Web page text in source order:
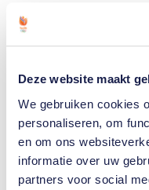
Deze website maakt
We gebruiken cookies
personaliseren, om
en om ons
informatie over uw
partners voor social
Welke
ooit
Olympische